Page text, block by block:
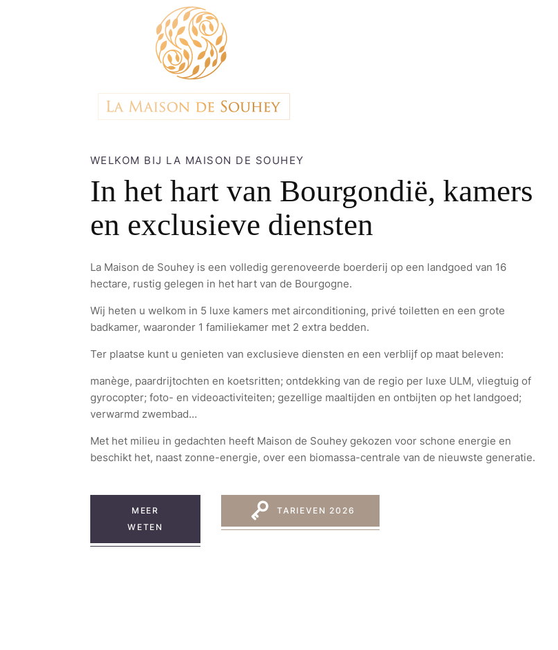
WELKOM BIJ LA MAISON DE SOUHEY
In het hart van Bourgondië, kamers
en exclusieve diensten
La Maison de Souhey is een volledig gerenoveerde boerderij op een landgoed van 16
hectare, rustig gelegen in het hart van de Bourgogne.
Wij heten u welkom in 5 luxe kamers met airconditioning, privé toiletten en een grote
badkamer, waaronder 1 familiekamer met 2 extra bedden.
Ter plaatse kunt u genieten van exclusieve diensten en een verblijf op maat beleven:
manège, paardrijtochten en koetsritten; ontdekking van de regio per luxe ULM, vliegtuig of
gyrocopter; foto- en videoactiviteiten; gezellige maaltijden en ontbijten op het landgoed;
verwarmd zwembad…
Met het milieu in gedachten heeft Maison de Souhey gekozen voor schone energie en
beschikt het, naast zonne-energie, over een biomassa-centrale van de nieuwste generatie.
MEER
WETEN
TARIEVEN 2026